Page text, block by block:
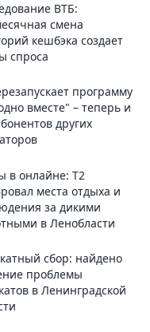
ВТБ:
смена
кешбэка создает
спроса
программу
вместе" – теперь и
других
в онлайне: Т2
места отдыха и
за дикими
в Ленобласти
сбор: найдено
проблемы
в Ленинградской